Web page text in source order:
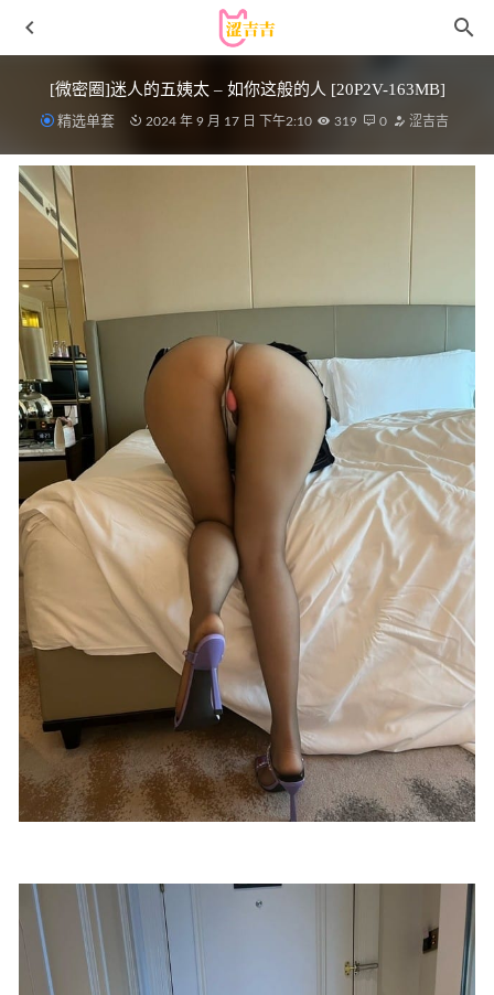
[微密圈]迷人的五姨太 – 如你这般的人 [20P2V-163MB]
精选单套 2024 年 9 月 17 日 下午2:10 319 0 涩吉吉
[Xiuren秀人网]2025.09.29 NO.10824 雅茹老师
[73P/618.26MB]
2026-05-06
Machi马吉(馬吉) – NO.07 白丝吊带[32P]
2026-06-15
[微密圈]陈佩奇yyyy – 情趣御姐 [26P-66M] 2024-05-28
[Xiuren秀人网]2025.03.18 NO.10033 小泡芙[70+1P/605MB]
2025-10-05
[Ugirls尤果网]爱尤物 2022.01.01 No.2248 穆菲菲[35P]
2023-01-20